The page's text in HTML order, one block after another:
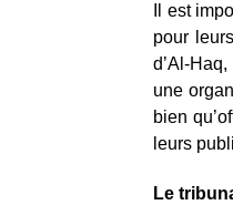
Il est
pour
d’Al-
une
bien
leurs
Le